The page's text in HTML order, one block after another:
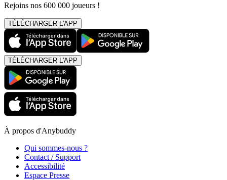
Rejoins nos 600 000 joueurs !
TÉLÉCHARGER L'APP
TÉLÉCHARGER L'APP
À propos d'Anybuddy
Qui sommes-nous ?
Contact / Support
Accessibilité
Espace Presse